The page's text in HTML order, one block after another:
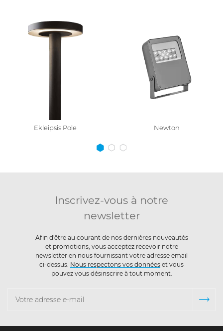
Ekleipsis Pole Newton
Inscrivez-vous à notre
newsletter
Afin d'être au courant de nos dernières nouveautés
et promotions, vous acceptez recevoir notre
newsletter en nous fournissant votre adresse email
ci-dessus. Nous respectons vos données et vous
pouvez vous désinscrire à tout moment.